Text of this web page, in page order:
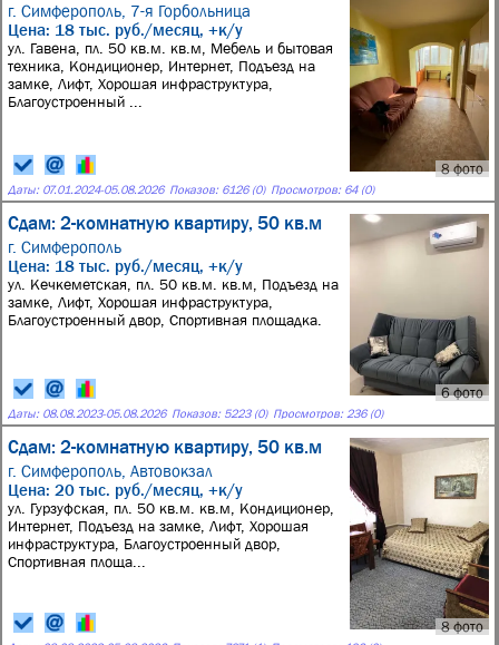
г. Симферополь, 7-я Горбольница
8 фото
Цена: 18 тыс. руб./месяц, +к/у
ул. Гавена, пл. 50 кв.м. кв.м, Мебель и бытовая
техника, Кондиционер, Интернет, Подъезд на
замке, Лифт, Хорошая инфраструктура,
Благоустроенный ...
Даты: 07.01.2024-05.08.2026 Показов: 6126 (0) Просмотров: 64 (0)
Сдам: 2-комнатную квартиру, 50 кв.м
г. Симферополь
6 фото
Цена: 18 тыс. руб./месяц, +к/у
ул. Кечкеметская, пл. 50 кв.м. кв.м, Подъезд на
замке, Лифт, Хорошая инфраструктура,
Благоустроенный двор, Спортивная площадка.
Даты: 08.08.2023-05.08.2026 Показов: 5223 (0) Просмотров: 236 (0)
Сдам: 2-комнатную квартиру, 50 кв.м
г. Симферополь, Автовокзал
8 фото
Цена: 20 тыс. руб./месяц, +к/у
ул. Гурзуфская, пл. 50 кв.м. кв.м, Кондиционер,
Интернет, Подъезд на замке, Лифт, Хорошая
инфраструктура, Благоустроенный двор,
Спортивная площа...